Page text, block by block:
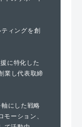
ィングを創
に特化した
業し代表取締
にした戦略
ーション、